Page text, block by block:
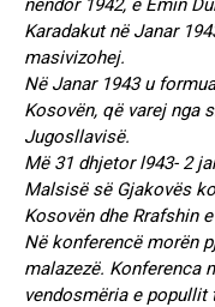
nëndor 1942, e Emin
Karadakut në Janar
masivizohej.
Në Janar 1943 u
Kosovën, që varej nga
Jugosllavisë.
Më 31 dhjetor l943- 2
Malsisë së Gjakovës
Kosovën dhe Rrafshin
Në konferencë morën
malazezë. Konferenca
vendosmëria e popullit